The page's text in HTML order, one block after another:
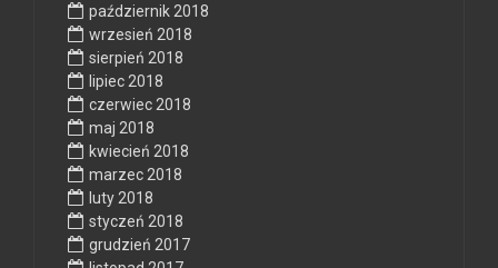
październik 2018
wrzesień 2018
sierpień 2018
lipiec 2018
czerwiec 2018
maj 2018
kwiecień 2018
marzec 2018
luty 2018
styczeń 2018
grudzień 2017